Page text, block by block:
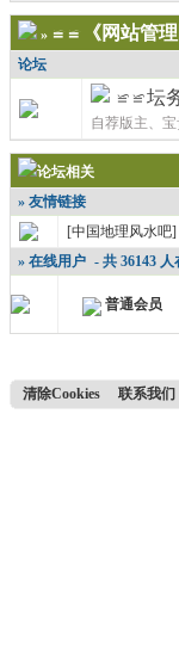
» ≌≌《网站管
论坛
≌≌坛
自荐版主、
论坛相关
» 友情链接
[中国地理风水吧]
» 在线用户 - 共 36143
普通会员
清除Cookies 联系我们